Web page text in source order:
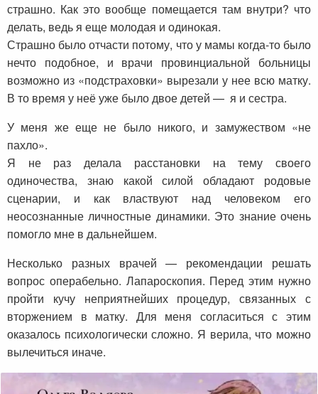
страшно. Как это вообще помещается там внутри? что
делать, ведь я еще молодая и одинокая.
Страшно было отчасти потому, что у мамы когда-то было
нечто подобное, и врачи провинциальной больницы
возможно из «подстраховки» вырезали у нее всю матку.
В то время у неё уже было двое детей — я и сестра.
У меня же еще не было никого, и замужеством «не
пахло».
Я не раз делала расстановки на тему своего
одиночества, знаю какой силой обладают родовые
сценарии, и как властвуют над человеком его
неосознанные личностные динамики. Это знание очень
помогло мне в дальнейшем.
Несколько разных врачей — рекомендации решать
вопрос операбельно. Лапароскопия. Перед этим нужно
пройти кучу неприятнейших процедур, связанных с
вторжением в матку. Для меня согласиться с этим
оказалось психологическисложно. Я верила, что можно
вылечиться иначе.